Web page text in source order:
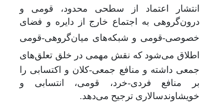
انتشار اعتماد از سطحی محدود، قومی و
درون‌گروهی به اجتماع خارج از دایره و فضای
خصوصی-قومی و شبکههای میان‌گروهی-قومی
اطلاق می‌شود که نقش مهمی در خلق تعلقهای
جمعی داشته و منافع جمعی-کلان و اکتسابی را
بر منافع فردی-خرد، قومی، انتسابی و
خویشاوند‌سالاری ترجیح می‌دهد.